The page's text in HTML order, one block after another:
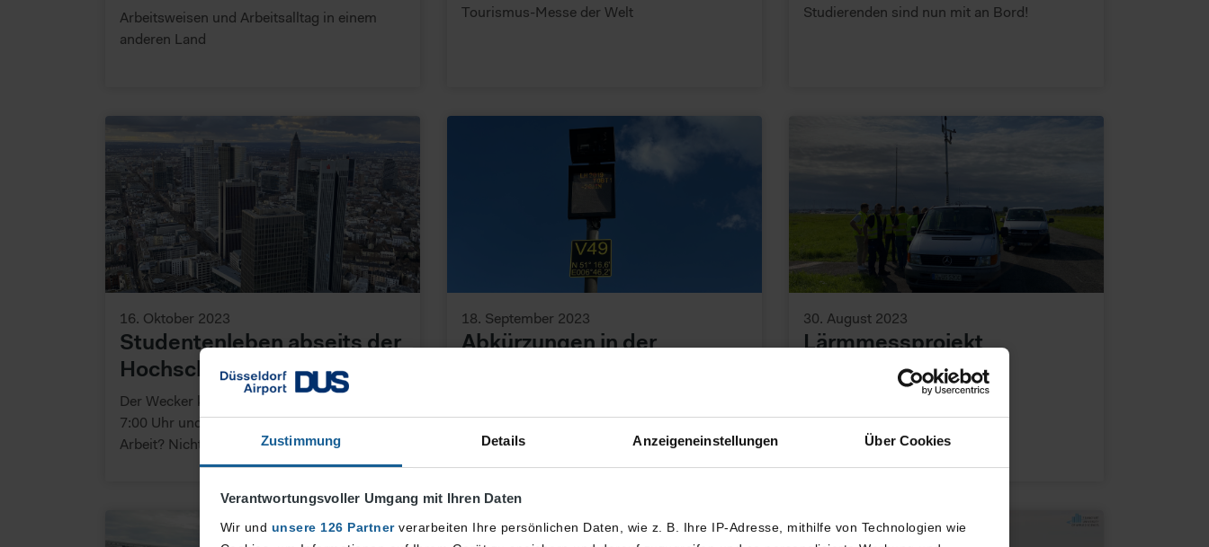
Zustimmung Details Anzeigeneinstellungen Über Cookies
Verantwortungsvoller Umgang mit Ihren Daten
Wir und unsere 126 Partnerverarbeiten Ihre persönlichen Daten, wie z. B. Ihre IP-Adresse, mithilfe von Technologien wie
Arbeitsweisen und Arbeitsalltag in einem
anderen Land
Tourismus-Messe der Welt
Studierenden sind nun mit an Bord!
16. Oktober 2023
Studentenleben abseits der
Hochschule
Der Wecker klingelt Montag bis Freitag um
7:00 Uhr und jeden Tag 8 Stunden auf der
Arbeit? Nicht an der Hochschule!
18. September 2023
Abkürzungen in der
30. August 2023
Lärmmessprojekt
WAS HAST DU GESAGT?